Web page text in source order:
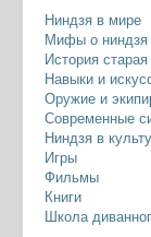
Ниндзя в мире
Мифы о ниндзя
История
Навыки и
Оружие и
Современные
Ниндзя в
Игры
Фильмы
Книги
Школа